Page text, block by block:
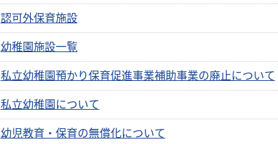
認可外保育施設
幼稚園施設一覧
私立幼稚園預かり保育促進事業補助事業の廃止について
私立幼稚園について
幼児教育・保育の無償化について